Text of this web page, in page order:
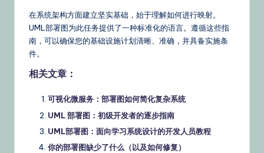
在系统架构方面建立坚实基础，始于理解如何进行映射。
UML部署图为此任务提供了一种标准化的语言。遵循这些指
南，可以确保您的基础设施计划清晰、准确，并具备实施条
件。
相关文章：
可视化微服务：部署图如何简化复杂系统
UML 部署图：初级开发者的逐步指南
UML部署图：面向学习系统设计的开发人员教程
你的部署图缺少了什么（以及如何修复）